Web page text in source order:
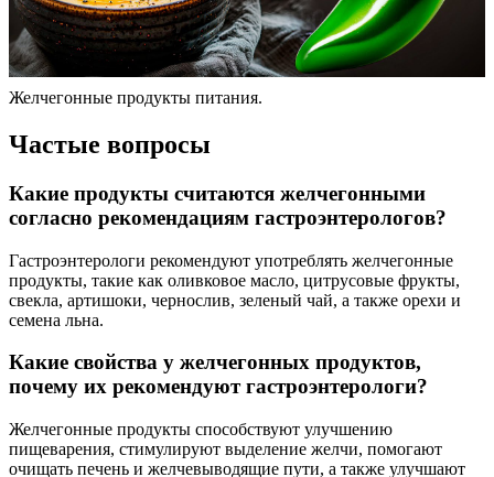
Желчегонные продукты питания.
Частые вопросы
Какие продукты считаются желчегонными
согласно рекомендациям гастроэнтерологов?
Гастроэнтерологи рекомендуют употреблять желчегонные
продукты, такие как оливковое масло, цитрусовые фрукты,
свекла, артишоки, чернослив, зеленый чай, а также орехи и
семена льна.
Какие свойства у желчегонных продуктов,
почему их рекомендуют гастроэнтерологи?
Желчегонные продукты способствуют улучшению
пищеварения, стимулируют выделение желчи, помогают
очищать печень и желчевыводящие пути, а также улучшают